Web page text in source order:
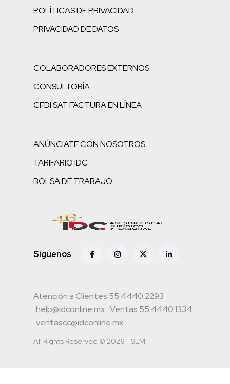
POLÍTICAS DE PRIVACIDAD
PRIVACIDAD DE DATOS
COLABORADORES EXTERNOS
CONSULTORÍA
CFDI SAT FACTURA EN LÍNEA
ANÚNCIATE CON NOSOTROS
TARIFARIO IDC
BOLSA DE TRABAJO
Siguenos
Atención a Clientes 55.4440.2293
help@idconline.mx Ventas 55.4440.1334
ventascc@idconline.mx
All Rights Reserved © 2026 - SLM